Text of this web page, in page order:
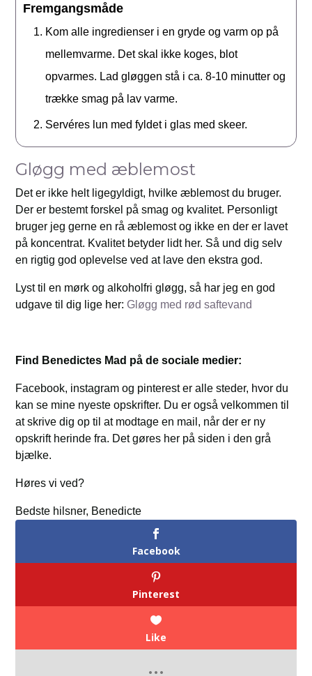
Fremgangsmåde
Kom alle ingredienser i en gryde og varm op på
mellemvarme. Det skal ikke koges, blot
opvarmes. Lad gløggen stå i ca. 8-10 minutter og
trække smag på lav varme.
Servéres lun med fyldet i glas med skeer.
Gløgg med æblemost
Det er ikke helt ligegyldigt, hvilke æblemost du bruger.
Der er bestemt forskel på smag og kvalitet. Personligt
bruger jeg gerne en rå æblemost og ikke en der er lavet
på koncentrat. Kvalitet betyder lidt her. Så und dig selv
en rigtig god oplevelse ved at lave den ekstra god.
Lyst til en mørk og alkoholfri gløgg, så har jeg en god
udgave til dig lige her:Gløgg med rød saftevand
Find Benedictes Mad på de sociale medier:
Facebook, instagram og pinterest er alle steder, hvor du
kan se mine nyeste opskrifter. Du er også velkommen til
at skrive dig op til at modtage en mail, når der er ny
opskrift herinde fra. Det gøres her på siden i den grå
bjælke.
Høres vi ved?
Bedste hilsner, Benedicte
Facebook
Pinterest
Like